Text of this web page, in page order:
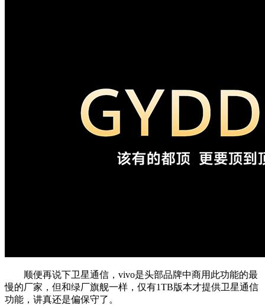
顺便再说下卫星通信，vivo是头部品牌中商用此功能的最
慢的厂家，但和绿厂旗舰一样，仅有1TB版本才提供卫星通信
功能，讲真还是偏保守了。